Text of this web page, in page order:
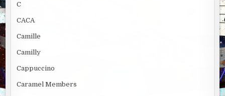
C
CACA
Camille
Camilly
Cappuccino
Caramel Members